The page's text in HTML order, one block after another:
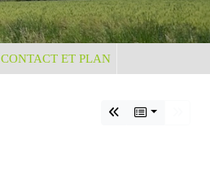
CONTACT ET PLAN